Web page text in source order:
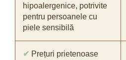
hipoalergenice, potrivite
pentru persoanele cu
piele sensibilă
✔ Prețuri prietenoase